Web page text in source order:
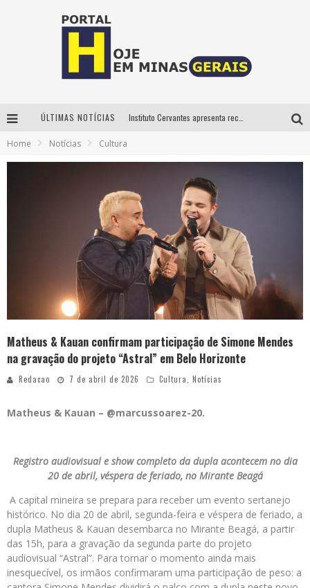
ÚLTIMAS NOTÍCIAS
Home Notícias Cultura
Matheus & Kauan confirmam participação de Simone Mendes
na gravação do projeto “Astral” em Belo Horizonte
Redacao 7 de abril de 2026 Cultura, Notícias
Matheus & Kauan – @marcussoarez-20.
Registro audiovisual e show completo da dupla acontecem no dia
20 de abril, véspera de feriado, no Mirante Beagá
A capital mineira se prepara para receber um evento sertanejo
histórico. No dia 20 de abril, segunda-feira e véspera de feriado, a
dupla Matheus & Kauan desembarca no Mirante Beagá, a partir
das 15h, para a gravação da segunda parte do projeto
audiovisual “Astral”. Para tornar o momento ainda mais
inesquecível, os irmãos confirmaram uma participação de peso: a